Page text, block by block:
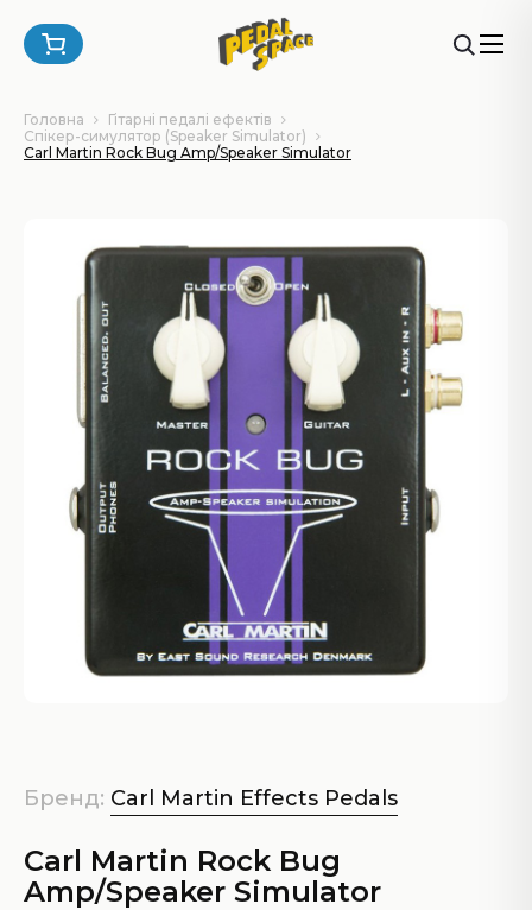
Головна
Гітарні педалі ефектів
Спікер-симулятор (Speaker Simulator)
Carl Martin Rock Bug Amp/Speaker Simulator
Бренд: Carl Martin Effects Pedals
Carl Martin Rock Bug
Amp/Speaker Simulator